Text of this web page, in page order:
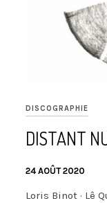
DISCOGRAPHIE
DISTANT
24 AOÛT 2020
Loris Binot · Lê